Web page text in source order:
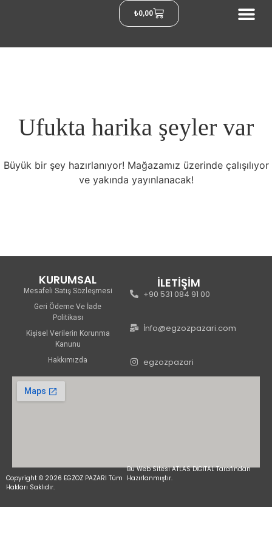
₺0,00
Ufukta harika şeyler var
Büyük bir şey hazırlanıyor! Mağazamız üzerinde çalışılıyor
ve yakında yayınlanacak!
KURUMSAL
Mesafeli Satış Sözleşmesi
Geri Ödeme Ve İade
Politikası
Kişisel Verilerin Korunma
Kanunu
Hakkımızda
İLETİŞİM
+90 531 084 91 00
İnfo@egzozpazari.com
egzozpazari
Copyright © 2026 EGZOZ PAZARI Tüm
Hakları Saklıdır.
Bu Web Sitesi ATLAS DİGİTAL Tarafından
Hazırlanmıştır.